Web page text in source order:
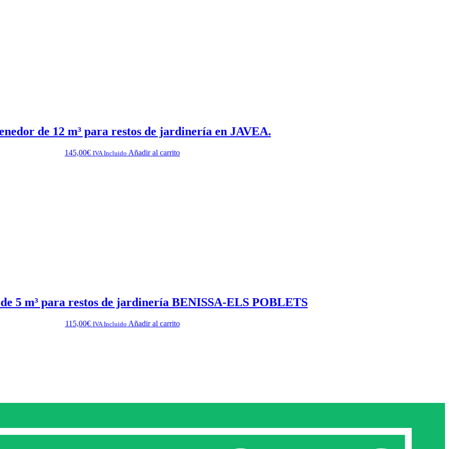
de 12 m³ para restos de jardinería en JAVEA.
145,00€ IVA Incluido Añadir al carrito
5 m³ para restos de jardinería BENISSA-ELS POBLETS
115,00€ IVA Incluido Añadir al carrito